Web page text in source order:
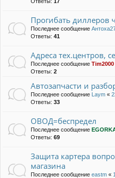
Прогибать диллеров
Последнее сообщение
Ответы: 41
Адреса тех.центров,
Последнее сообщение Tim2000
Ответы: 2
Автозапчасти и
Последнее сообщение Laym «
Ответы: 33
ОВОД=беспредел
Последнее сообщение
Ответы: 69
Защита картера
магазина
Последнее сообщение eastm «